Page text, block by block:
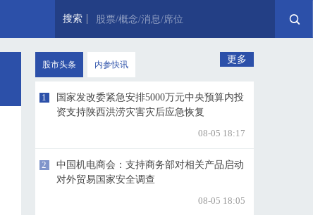
搜索 股票/概念/消息/席位
股市头条 内参快讯 更多
1
国家发改委紧急安排5000万元中央预算内投
资支持陕西洪涝灾害灾后应急恢复
08-05 18:17
2
中国机电商会：支持商务部对相关产品启动
对外贸易国家安全调查
08-05 18:05